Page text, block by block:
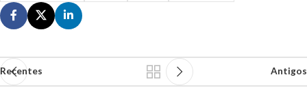
Recentes Antigos